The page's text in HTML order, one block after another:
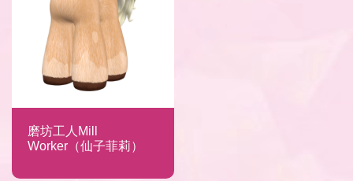
磨坊工人Mill
Worker（仙子菲莉）